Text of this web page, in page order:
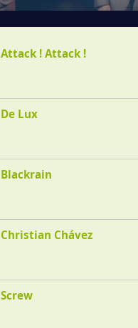
Attack ! Attack !
De Lux
Blackrain
Christian Chávez
Screw